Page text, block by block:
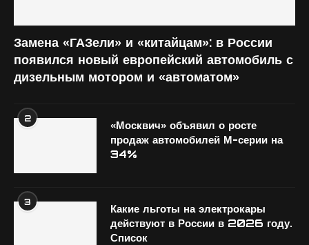
Замена «ГАЗели» и «китайцам»: в России
появился новый европейский автомобиль с
дизельным мотором и «автоматом»
2
«Москвич» объявил о росте
продаж автомобилей М-серии на
34%
3
Какие льготы на электрокары
действуют в России в 2026 году.
Список